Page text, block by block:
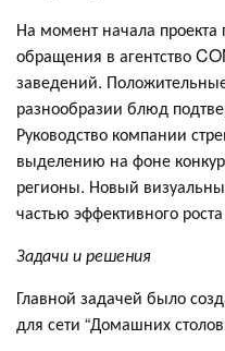
На момент начала
обращения в агентство
заведений.
разнообразии блюд
Руководство компании
выделению на фоне
регионы. Новый
частью эффективного
Задачи и решения
Главной задачей было
для сети “Домашних